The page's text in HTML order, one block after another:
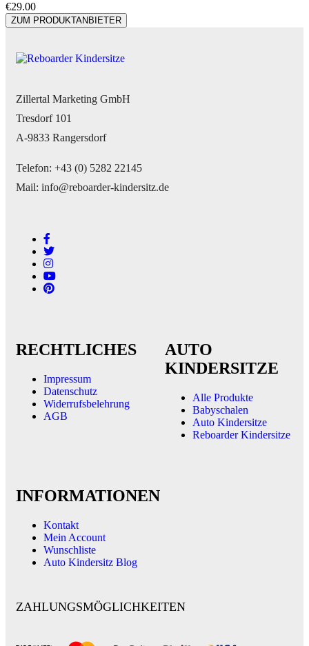
€29.00
ZUM PRODUKTANBIETER
Zillertal Marketing GmbH
Tresdorf 101
A-9833 Rangersdorf
Telefon: +43 (0) 5282 22145
Mail: info@reboarder-kindersitz.de
RECHTLICHES
Impressum
Datenschutz
Widerrufsbelehrung
AGB
AUTO
KINDERSITZE
Alle Produkte
Babyschalen
Auto Kindersitze
Reboarder Kindersitze
INFORMATIONEN
Kontakt
Mein Account
Wunschliste
Auto Kindersitz Blog
ZAHLUNGSMÖGLICHKEITEN